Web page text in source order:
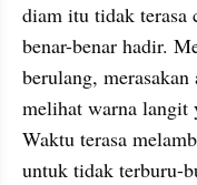
diam itu tidak terasa
benar-benar hadir.
berulang,
melihat warna langit
Waktu terasa
untuk tidak terburu-